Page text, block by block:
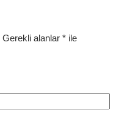
Gerekli alanlar * ile